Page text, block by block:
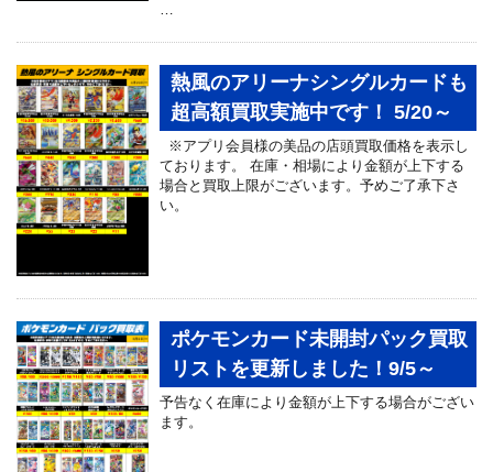
…
熱風のアリーナシングルカードも
超高額買取実施中です！ 5/20～
※アプリ会員様の美品の店頭買取価格を表示し
ております。 在庫・相場により金額が上下する
場合と買取上限がございます。予めご了承下さ
い。
ポケモンカード未開封パック買取
リストを更新しました！9/5～
予告なく在庫により金額が上下する場合がござい
ます。